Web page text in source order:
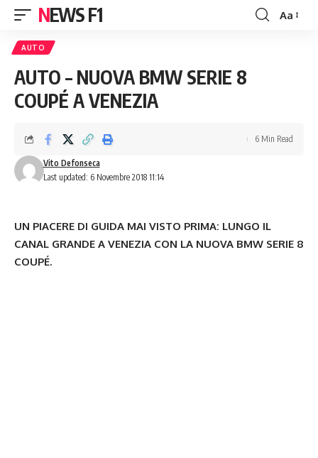
NEWS F1
Font
Aa
AUTO
AUTO – NUOVA BMW SERIE 8
COUPÉ A VENEZIA
Last updated: 6 Novembre 2018 11:14
Vito Defonseca
6 Min Read
UN PIACERE DI GUIDA MAI VISTO PRIMA: LUNGO IL
CANAL GRANDE A VENEZIA CON LA NUOVA BMW SERIE 8
COUPÉ.